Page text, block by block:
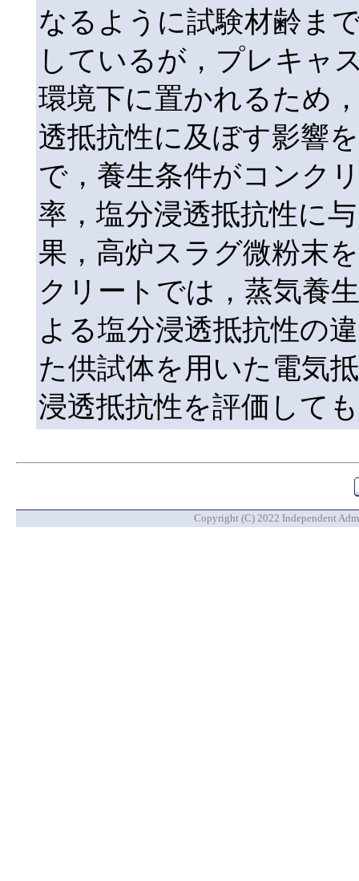
なるように試験材齢ま
しているが，プレキャ
環境下に置かれるため
透抵抗性に及ぼす影響
で，養生条件がコンク
率，塩分浸透抵抗性に
果，高炉スラグ微粉末
クリートでは，蒸気養
よる塩分浸透抵抗性の
た供試体を用いた電気
浸透抵抗性を評価して
Copyright (C) 2022 Independent